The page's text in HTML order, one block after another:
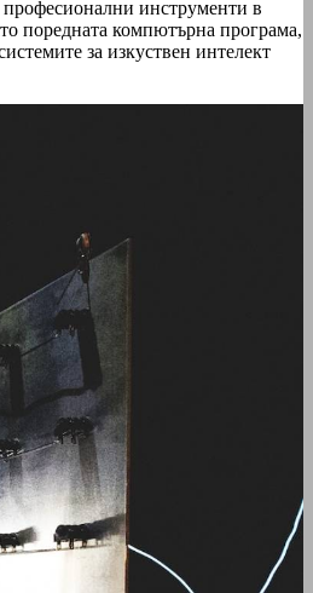
инструменти в
поредната компютърна програма,
за изкуствен интелект